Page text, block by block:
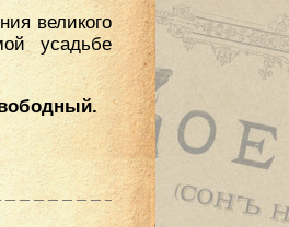
великого
усадьбе